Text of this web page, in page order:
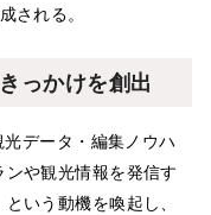
される。
っかけを創出
データ・編集ノウハ
や観光情報を発信す
いう動機を喚起し、